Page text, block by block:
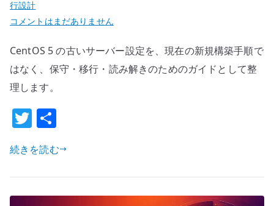
行設計
CentOS
サ
ー
バ
管
理
ガ
ド
へ
コメントはまだありません
CentOS 5 の古いサーバー設定を、現在の新規構築手順で
はなく、保守・移行・読み解きのためのガイドとして整
理します。
T
w
it
te
r
続きを読む